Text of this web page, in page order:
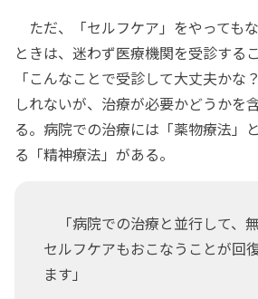
ただ、「セルフケア」をやっても
ときは、迷わず医療機関を受診する
「こんなことで受診して大丈夫かな
しれないが、治療が必要かどうかを
る。病院での治療には「薬物療法」
る「精神療法」がある。
「病院での治療と並行して、
セルフケアもおこなうことが回
ます」